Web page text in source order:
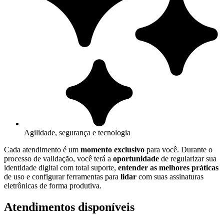
Agilidade, segurança e tecnologia
Cada atendimento é um momento exclusivo para você. Durante o
processo de validação, você terá a oportunidade de regularizar sua
identidade digital com total suporte, entender as melhores práticas
de uso e configurar ferramentas para lidar com suas assinaturas
eletrônicas de forma produtiva.
Atendimentos disponíveis